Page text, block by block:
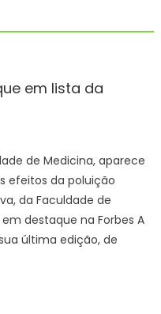
em lista da
de Medicina, aparece
efeitos da poluição
da Faculdade de
destaque na Forbes A
última edição, de